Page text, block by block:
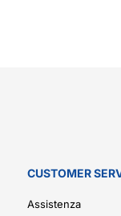
CUSTOMER
Assistenza